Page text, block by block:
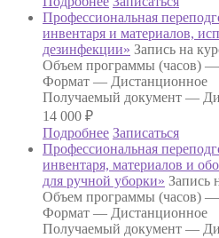
Профессиональная
инвентаря и материалов,
дезинфекции» Запись на
Объем программы (часов) —
Формат — Дистанционное
Получаемый документ —
14 000 ₽
Подробнее Записаться
Профессиональная
инвентаря, материалов и
для ручной уборки» Запись
Объем программы (часов) —
Формат — Дистанционное
Получаемый документ —